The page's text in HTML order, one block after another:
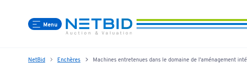
Menu
NetBid Enchères Machines entretenues dans le domaine de l'aménagement